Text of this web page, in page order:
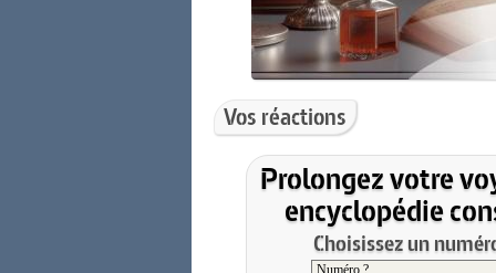
Vos réactions
Prolongez votre
encyclopédie
Choisissez un